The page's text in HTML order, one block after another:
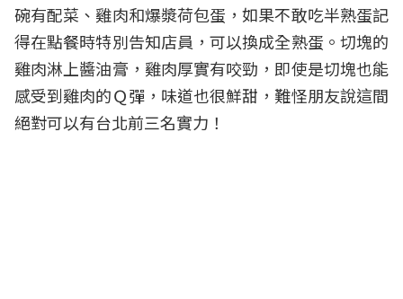
碗有配菜、雞肉和爆漿荷包蛋，如果不敢吃半熟蛋記
得在點餐時特別告知店員，可以換成全熟蛋。切塊的
雞肉淋上醬油膏，雞肉厚實有咬勁，即使是切塊也能
感受到雞肉的Ｑ彈，味道也很鮮甜，難怪朋友說這間
絕對可以有台北前三名實力！